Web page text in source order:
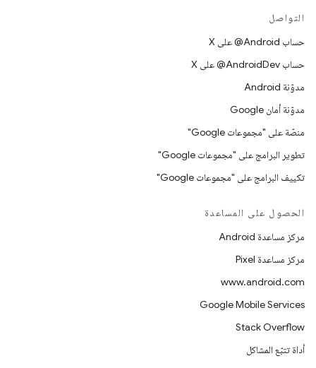
التواصل
حساب ‎@Android على X
حساب ‎@AndroidDev على X
مدوّنة Android
مدوّنة أمان Google
منصّة على "مجموعات Google"
تطوير البرامج على "مجموعات Google"
تكييف البرامج على "مجموعات Google"
الحصول على المساعدة
مركز مساعدة Android
مركز مساعدة Pixel
www.android.com
Google Mobile Services
Stack Overflow
أداة تتبّع المشاكل